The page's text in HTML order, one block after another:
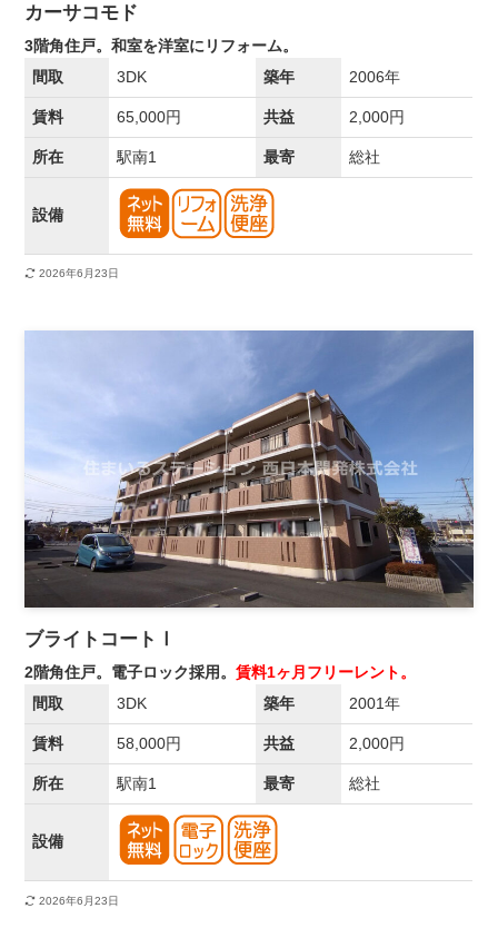
カーサコモド
3階角住戸。和室を洋室にリフォーム。
間取
3DK 築年 2006年
賃料 65,000円 共益 2,000円
所在 駅南1 最寄 総社
設備
2026年6月23日
ブライトコートⅠ
2階角住戸。電子ロック採用。賃料1ヶ月フリーレント。
間取
3DK 築年 2001年
賃料 58,000円 共益 2,000円
所在 駅南1 最寄 総社
設備
2026年6月23日